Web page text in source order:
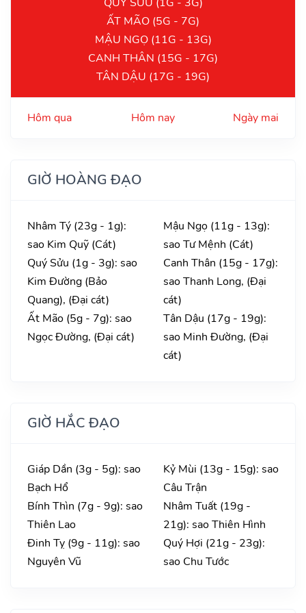
ẤT MÃO (5G - 7G)
MẬU NGỌ (11G - 13G)
CANH THÂN (15G - 17G)
TÂN DẬU (17G - 19G)
Hôm qua Hôm nay Ngày mai
GIỜ HOÀNG ĐẠO
Nhâm Tý (23g - 1g):
sao Kim Quỹ (Cát)
Quý Sửu (1g - 3g): sao
Kim Đường (Bảo
Quang), (Đại cát)
Ất Mão (5g - 7g): sao
Ngọc Đường, (Đại cát)
Mậu Ngọ (11g - 13g):
sao Tư Mệnh (Cát)
Canh Thân (15g - 17g):
sao Thanh Long, (Đại
cát)
Tân Dậu (17g - 19g):
sao Minh Đường, (Đại
cát)
GIỜ HẮC ĐẠO
Giáp Dần (3g - 5g): sao
Bạch Hổ
Bính Thìn (7g - 9g): sao
Thiên Lao
Đinh Tỵ (9g - 11g): sao
Nguyên Vũ
Kỷ Mùi (13g - 15g): sao
Câu Trận
Nhâm Tuất (19g -
21g): sao Thiên Hình
Quý Hợi (21g - 23g):
sao Chu Tước